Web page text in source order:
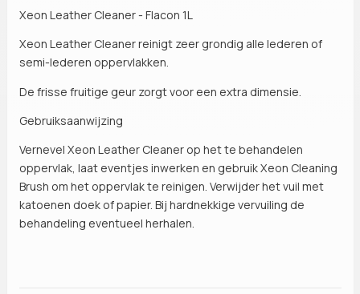
Xeon Leather Cleaner - Flacon 1L
Xeon Leather Cleaner reinigt zeer grondig alle lederen of
semi-lederen oppervlakken.
De frisse fruitige geur zorgt voor een extra dimensie.
Gebruiksaanwijzing
Vernevel Xeon Leather Cleaner op het te behandelen
oppervlak, laat eventjes inwerken en gebruik Xeon Cleaning
Brush om het oppervlak te reinigen. Verwijder het vuil met
katoenen doek of papier. Bij hardnekkige vervuiling de
behandeling eventueel herhalen.